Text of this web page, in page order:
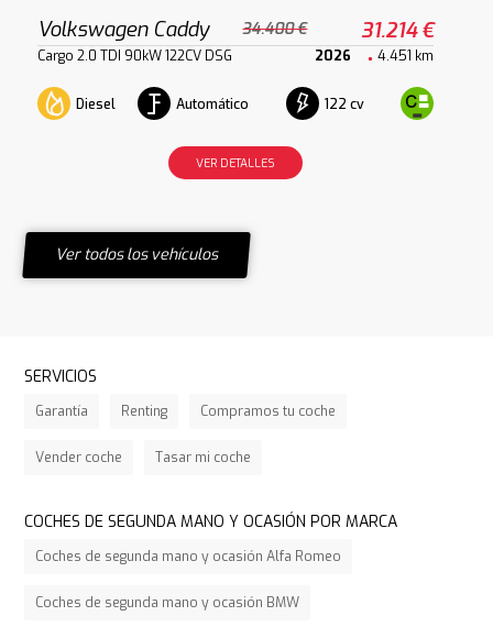
Volkswagen Caddy 34.400 € 31.214 €
Cargo 2.0 TDI 90kW 122CV DSG 2026 4.451 km
Diesel Automático 122 cv
VER DETALLES
Ver todos los vehículos
SERVICIOS
Garantía Renting Compramos tu coche
Vender coche Tasar mi coche
COCHES DE SEGUNDA MANO Y OCASIÓN POR MARCA
Coches de segunda mano y ocasión Alfa Romeo
Coches de segunda mano y ocasión BMW